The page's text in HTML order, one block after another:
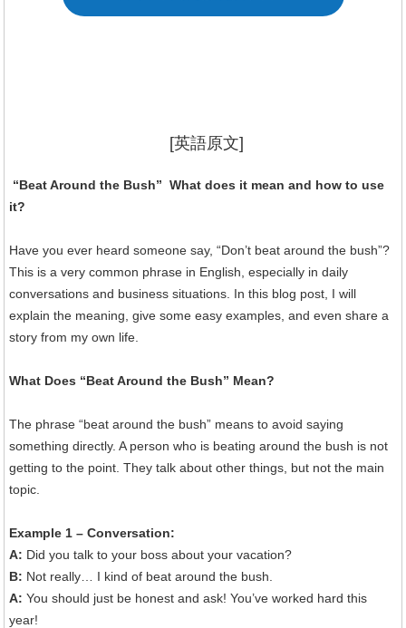
[英語原文]
“Beat Around the Bush” What does it mean and how to use
it?
Have you ever heard someone say, “Don’t beat around the bush”?
This is a very common phrase in English, especially in daily
conversations and business situations. In this blog post, I will
explain the meaning, give some easy examples, and even share a
story from my own life.
What Does “Beat Around the Bush” Mean?
The phrase “beat around the bush” means to avoid saying
something directly. A person who is beating around the bush is not
getting to the point. They talk about other things, but not the main
topic.
Example 1 – Conversation:
A: Did you talk to your boss about your vacation?
B: Not really… I kind of beat around the bush.
A: You should just be honest and ask! You’ve worked hard this
year!